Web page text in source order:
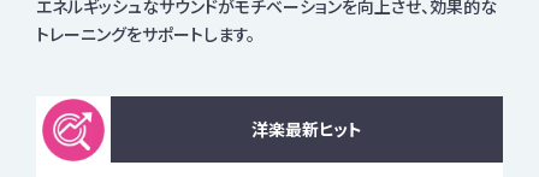
エネルギッシュなサウンドがモチベーションを向上させ、効果的な
トレーニングをサポートします。
洋楽最新ヒット